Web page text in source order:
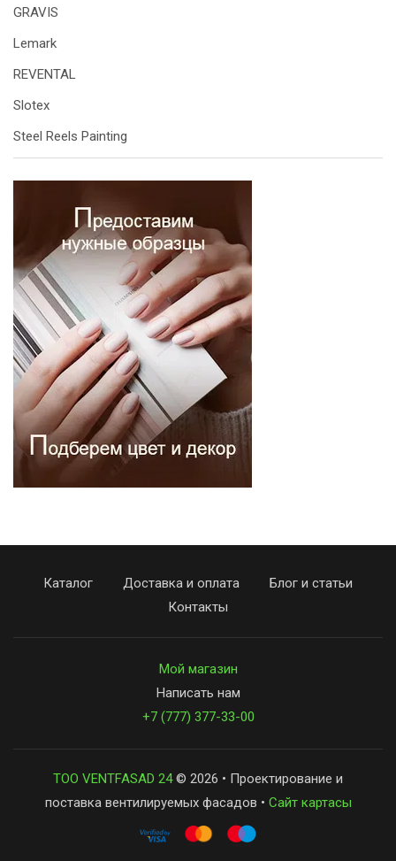
GRAVIS
Lemark
REVENTAL
Slotex
Steel Reels Painting
Каталог Доставка и оплата
Блог и статьи
Контакты
Мой магазин
Написать нам
+7 (777) 377-33-00
ТОО VENTFASAD 24© 2026 • Проектирование и
поставка вентилируемых фасадов • Сайт картасы